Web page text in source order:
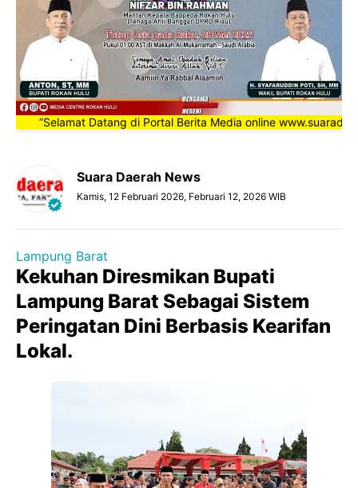
”Selamat Datang di Portal Berita Media online
Suara Daerah News
Kamis, 12 Februari 2026, Februari 12, 2026 WIB
Lampung Barat
Kekuhan Diresmikan Bupati
Lampung Barat Sebagai Sistem
Peringatan Dini Berbasis Kearifan
Lokal.